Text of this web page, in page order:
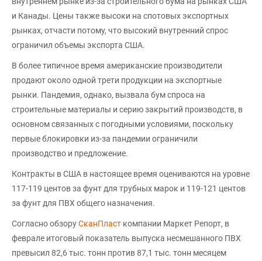
и Канады. Цены также высоки на спотовых экспортных
рынках, отчасти потому, что высокий внутренний спрос
ограничил объемы экспорта США.
В более типичное время американские производители
продают около одной трети продукции на экспортные
рынки. Пандемия, однако, вызвала бум спроса на
строительные материалы и серию закрытий производств, в
основном связанных с погодными условиями, поскольку
первые блокировки из-за пандемии ограничили
производство и предложение.
Контракты в США в настоящее время оцениваются на уровне
117-119 центов за фунт для трубных марок и 119-121 центов
за фунт для ПВХ общего назначения.
Согласно обзоруСканПласт компании Маркет Репорт, в
феврале итоговый показатель выпуска несмешанного ПВХ
превысил 82,6 тыс. тонн против 87,1 тыс. тонн месяцем